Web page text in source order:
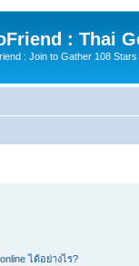
: Thai
: Join to Gather 108 Stars
ได้อย่างไร?